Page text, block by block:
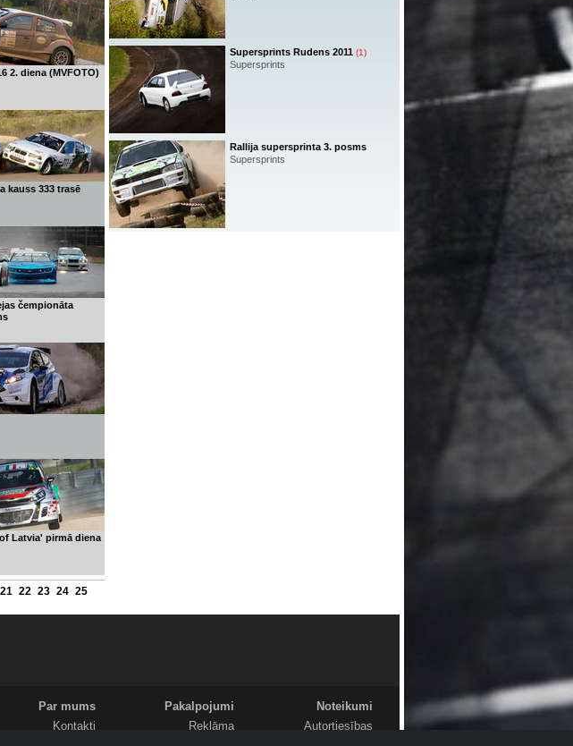
2. diena (MVFOTO)
kauss 333 trasē
čempionāta
Latvia' pirmā diena
21 22 23 24 25
Supersprints Rudens 2011 (1)
Supersprints
Rallija supersprinta 3. posms
Supersprints
Par mums
Kontakti
Pakalpojumi
Reklāma
Noteikumi
Autortiesības